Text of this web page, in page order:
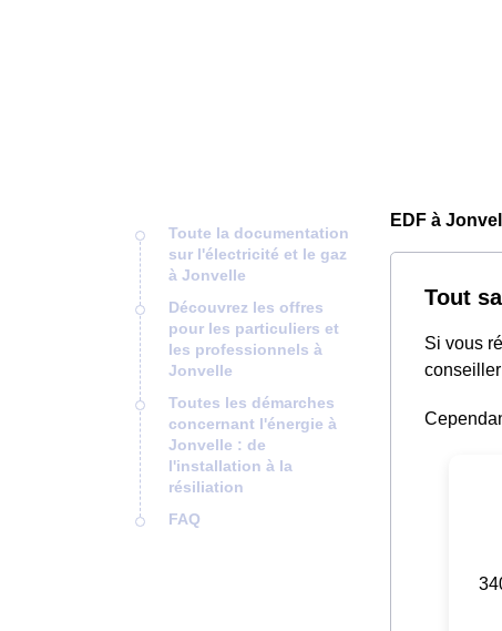
Toute la documentation
sur l'électricité et le gaz
à Jonvelle
Découvrez les offres
pour les particuliers et
les professionnels à
Jonvelle
Toutes les démarches
concernant l'énergie à
Jonvelle : de
l'installation à la
résiliation
FAQ
EDF à
Tout
Si vous